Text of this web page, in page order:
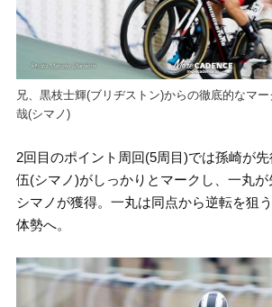
兄、黒枝士輝(ブリヂストン)からの徹底的なマ
哉(シマノ)
2回目のポイント周回(5周目)では孫崎が
伍(シマノ)がしっかりとマークし、一丸
シマノが獲得。一丸は同点から逆転を狙
体勢へ。